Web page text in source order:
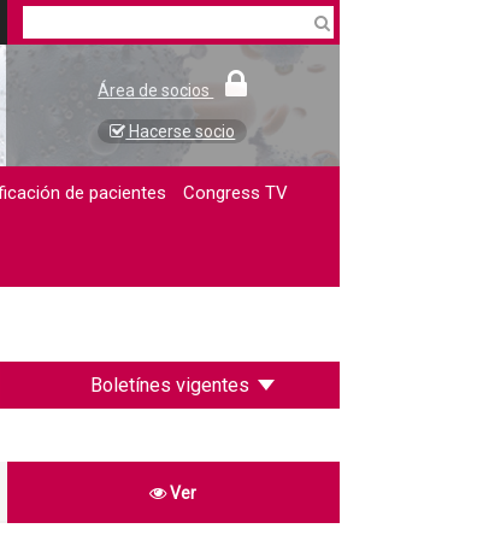
Área de socios
Hacerse socio
de pacientes Congress TV
Boletínes vigentes
Ver